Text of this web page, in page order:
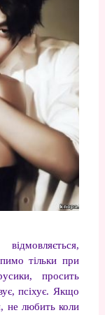
тільки при
просить
псіхує. Якщо
не любить коли